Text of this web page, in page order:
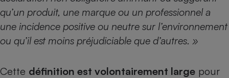
qu’un produit, une marque ou un professionnel a
une incidence positive ou neutre sur l’environnement
ou qu’il est moins préjudiciable que d’autres. »
Cette définition est volontairement large pour